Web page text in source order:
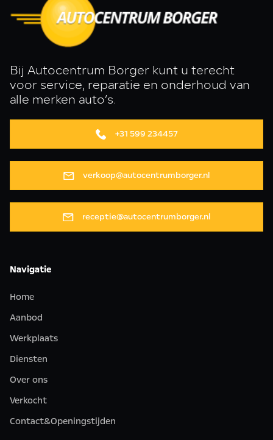
Bij Autocentrum Borger kunt u terecht
voor service, reparatie en onderhoud van
alle merken auto’s.
+31 599 234457
verkoop@autocentrumborger.nl
receptie@autocentrumborger.nl
Navigatie
Home
Aanbod
Werkplaats
Diensten
Over ons
Verkocht
Contact&Openingstijden